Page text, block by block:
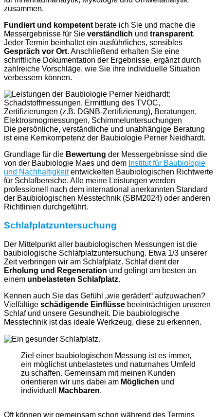
zusammen.
Fundiert und kompetent berate ich Sie und mache die
Messergebnisse für Sie verständlich und transparent.
Jeder Termin beinhaltet ein ausführliches, sensibles
Gespräch vor Ort. Anschließend erhalten Sie eine
schriftliche Dokumentation der Ergebnisse, ergänzt durch
zahlreiche Vorschläge, wie Sie ihre individuelle Situation
verbessern können.
Die persönliche, verständliche und unabhängige Beratung
ist eine Kernkompetenz der Baubiologie Perner Neidhardt.
Grundlage für die Bewertung der Messergebnisse sind die
von der Baubiologie Maes und dem Institut für Baubiologie
und Nachhaltigkeitentwickelten Baubiologischen Richtwerte
für Schlafbereiche. Alle meine Leistungen werden
professionell nach dem international anerkannten Standard
der Baubiologischen Messtechnik (SBM2024) oder anderen
Richtlinien durchgeführt.
Schlafplatzuntersuchung
Der Mittelpunkt aller baubiologischen Messungen ist die
baubiologische Schlafplatzuntersuchung. Etwa 1/3 unserer
Zeit verbringen wir am Schlafplatz. Schlaf dient der
Erholung und Regeneration und gelingt am besten an
einem unbelasteten Schlafplatz.
Kennen auch Sie das Gefühl „wie gerädert“ aufzuwachen?
Vielfältige schädigende Einflüsse beeinträchtigen unseren
Schlaf und unsere Gesundheit. Die baubiologische
Messtechnik ist das ideale Werkzeug, diese zu erkennen.
Ziel einer baubiologischen Messung ist es immer,
ein möglichst unbelastetes und naturnahes Umfeld
zu schaffen. Gemeinsam mit meinen Kunden
orientieren wir uns dabei am Möglichen und
individuell
Machbaren.
Oft können wir gemeinsam schon während des Termins